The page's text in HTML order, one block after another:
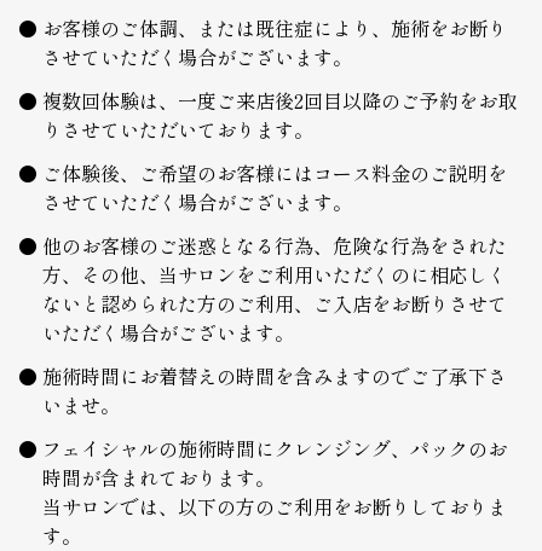
お客様のご体調、または既往症により、施術をお断り
させていただく場合がございます。
複数回体験は、一度ご来店後2回目以降のご予約をお取
りさせていただいております。
ご体験後、ご希望のお客様にはコース料金のご説明を
させていただく場合がございます。
他のお客様のご迷惑となる行為、危険な行為をされた
方、その他、当サロンをご利用いただくのに相応しく
ないと認められた方のご利用、ご入店をお断りさせて
いただく場合がございます。
施術時間にお着替えの時間を含みますのでご了承下さ
いませ。
フェイシャルの施術時間にクレンジング、パックのお
時間が含まれております。
当サロンでは、以下の方のご利用をお断りしておりま
す。